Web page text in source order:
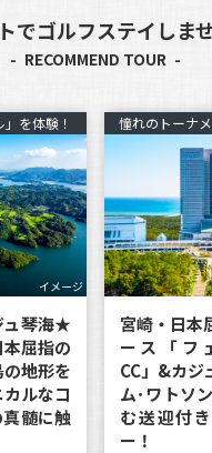
でゴルフステイしま
RECOMMEND TOUR
を体験！
イメージ
ュ琴海★
屈指の
地形を
ルなコ
髄に触
憧れのトーナ
宮崎・日本
ース「フ
CC」&カジ
ム･ワトソ
む送迎付
ー！